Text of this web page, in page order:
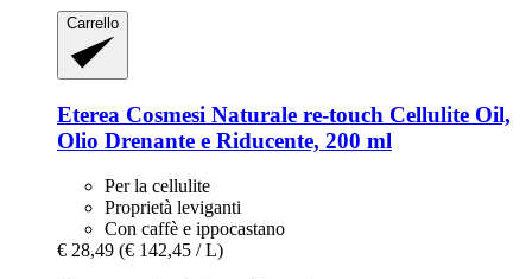
Carrello
Eterea Cosmesi Naturale re-​touch Cellulite Oil,
Olio Drenante e Riducente, 200 ml
Per la cellulite
Proprietà leviganti
Con caffè e ippocastano
€ 28,49 (€ 142,45 / L)